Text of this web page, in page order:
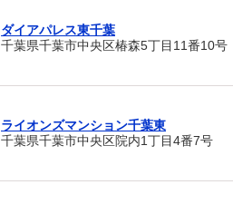
ダイアパレス東千葉
千葉県千葉市中央区椿森5丁目11番10号
ライオンズマンション千葉東
千葉県千葉市中央区院内1丁目4番7号